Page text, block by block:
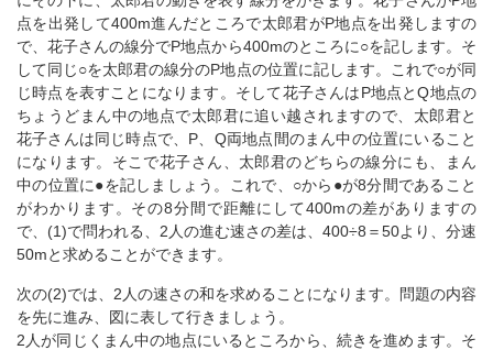
点を出発して400m進んだところで太郎君がP地点を出発しますの
で、花子さんの線分でP地点から400mのところに○を記します。そ
して同じ○を太郎君の線分のP地点の位置に記します。これで○が同
じ時点を表すことになります。そして花子さんはP地点とQ地点の
ちょうどまん中の地点で太郎君に追い越されますので、太郎君と
花子さんは同じ時点で、P、Q両地点間のまん中の位置にいること
になります。そこで花子さん、太郎君のどちらの線分にも、まん
中の位置に●を記しましょう。これで、○から●が8分間であること
がわかります。その8分間で距離にして400mの差がありますの
で、(1)で問われる、2人の進む速さの差は、400÷8＝50より、分速
50mと求めることができます。
次の(2)では、2人の速さの和を求めることになります。問題の内容
を先に進み、図に表して行きましょう。
2人が同じくまん中の地点にいるところから、続きを進めます。そ